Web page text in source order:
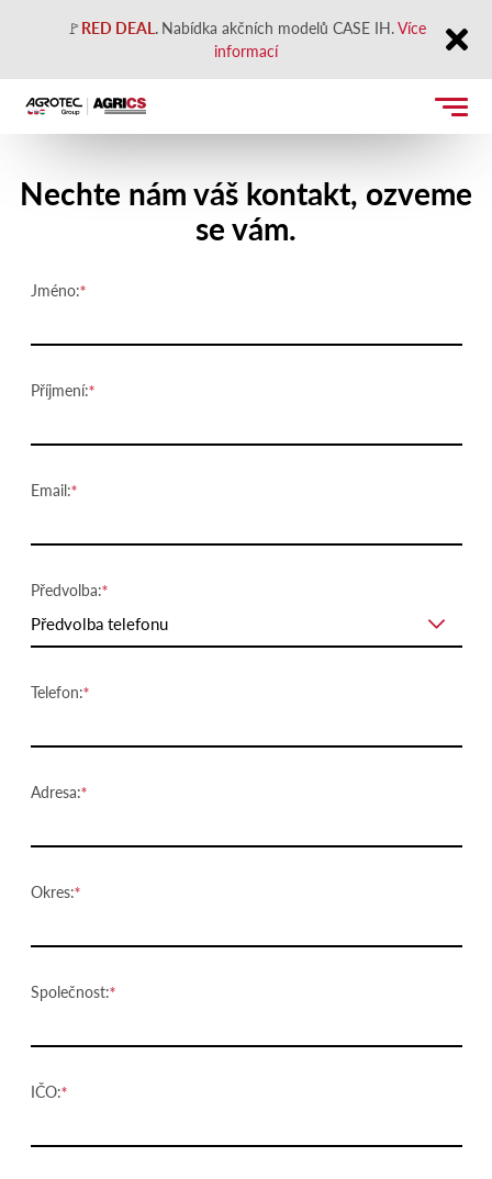
🚩RED DEAL. Nabídka akčních modelů CASE IH.Více
informací
Close
Nechte nám váš kontakt, ozveme
se vám.
Jméno:
Příjmení:
Email:
Předvolba:
Předvolba telefonu
Telefon:
Adresa:
Okres:
Společnost:
IČO: